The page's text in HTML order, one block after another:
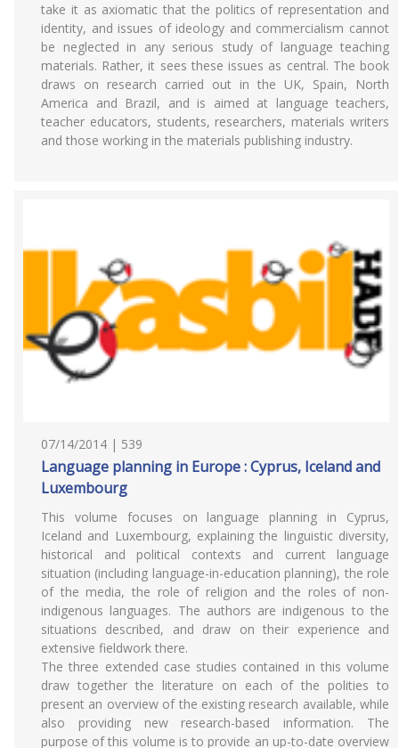
take it as axiomatic that the politics of representation and
identity, and issues of ideology and commercialism cannot
be neglected in any serious study of language teaching
materials. Rather, it sees these issues as central. The book
draws on research carried out in the UK, Spain, North
America and Brazil, and is aimed at language teachers,
teacher educators, students, researchers, materials writers
and those working in the materials publishing industry.
07/14/2014 | 539
Language planning in Europe : Cyprus, Iceland and
Luxembourg
This volume focuses on language planning in Cyprus,
Iceland and Luxembourg, explaining the linguistic diversity,
historical and political contexts and current language
situation (including language-in-education planning), the role
of the media, the role of religion and the roles of non-
indigenous languages. The authors are indigenous to the
situations described, and draw on their experience and
extensive fieldwork there.
The three extended case studies contained in this volume
draw together the literature on each of the polities to
present an overview of the existing research available, while
also providing new research-based information. The
purpose of this volume is to provide an up-to-date overview